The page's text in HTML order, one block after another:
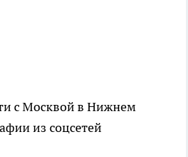
с Москвой в Нижнем
из соцсетей